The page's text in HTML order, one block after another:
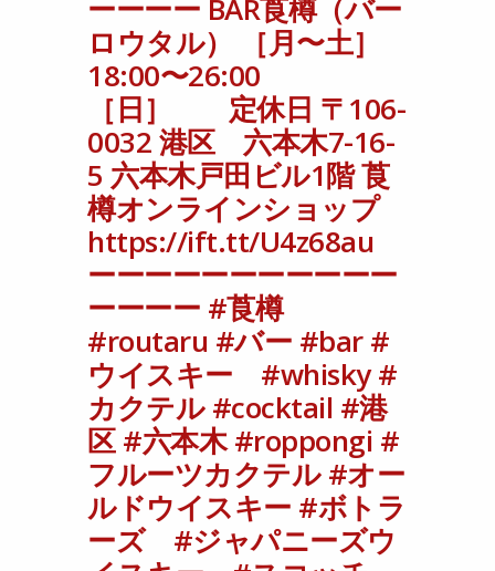
特典③ インヴァーリーヴン1997 29年 54.8%
shot 5,000 half 2,800 ローランドの閉鎖蒸留所
であるインヴァーリーヴン！ 飲む機会も少なく
なって来ているので是非このタイミングで楽し
んで下さい
本日も元気に営業致します。 ーー
ーーーーーーーーーーーーー BAR莨樽（バーロ
ウタル） ［月〜土］18:00〜26:00 ［日］
定休日 〒106-0032 港区 六本木7-16-5 六本木
戸田ビル1階 莨樽オンラインショップ
https://ift.tt/U4z68au ーーーーーーーーーーー
ーーーー #莨樽 #routaru #バー #bar #ウイス
キー #whisky #カクテル #cocktail #港区 #六
本木 #roppongi #フルーツカクテル #オールド
ウイスキー #ボトラーズ #ジャパニーズウイス
キー #スコッチ #バーボン #六本木7丁目
#チョコレート #oldwhisky #malt #ウイスキ
ー好きと繋がりたい #bayc #nftbar
#tokyoweb3infinityclub #莨樽オンラインショ
ップ #ウイスキー量り売り #インヴァーリーヴン
#inverleven
ーーーー BAR莨樽（バー
ロウタル） ［月〜土］
18:00〜26:00
［日］ 定休日 〒106-
0032 港区 六本木7-16-
5 六本木戸田ビル1階 莨
樽オンラインショップ
https://ift.tt/U4z68au
ーーーーーーーーーーー
ーーーー #莨樽
#routaru #バー #bar #
ウイスキー #whisky #
カクテル #cocktail #港
区 #六本木 #roppongi #
フルーツカクテル #オー
ルドウイスキー #ボトラ
ーズ #ジャパニーズウ